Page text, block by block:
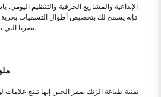
فإنه يسمح لك بتخصيص أطوال التسميات بحرية ،
بصريا التي تشعر شخصية وفريدة من نوعها.
1.